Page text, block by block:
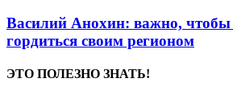
Василий Анохин: важно, чтобы
гордиться своим регионом
ЭТО ПОЛЕЗНО ЗНАТЬ!